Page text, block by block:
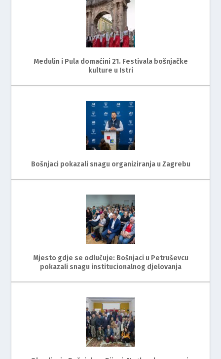
Medulin i Pula domaćini 21. Festivala bošnjačke
kulture u Istri
Bošnjaci pokazali snagu organiziranja u Zagrebu
Mjesto gdje se odlučuje: Bošnjaci u Petruševcu
pokazali snagu institucionalnog djelovanja